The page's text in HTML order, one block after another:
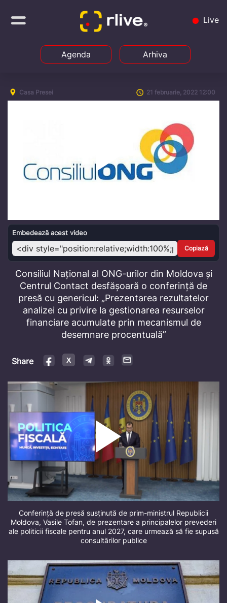
Live
Agenda Arhiva
Casa Presei 21 februarie, 2022 12:00
Play
Video
Embedează acest video
Copiază
Consiliul Național al ONG-urilor din Moldova și
Centrul Contact desfășoară o conferință de
presă cu genericul: „Prezentarea rezultatelor
analizei cu privire la gestionarea resurselor
financiare acumulate prin mecanismul de
desemnare procentuală”
Share
Conferință de presă susținută de prim-ministrul Republicii
Moldova, Vasile Tofan, de prezentare a principalelor prevederi
ale politicii fiscale pentru anul 2027, care urmează să fie supusă
consultărilor publice